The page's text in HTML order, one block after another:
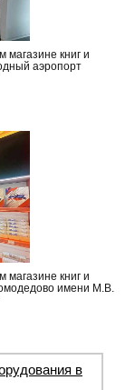
магазине книг и
аэропорт
магазине книг и
имени М.В.
в